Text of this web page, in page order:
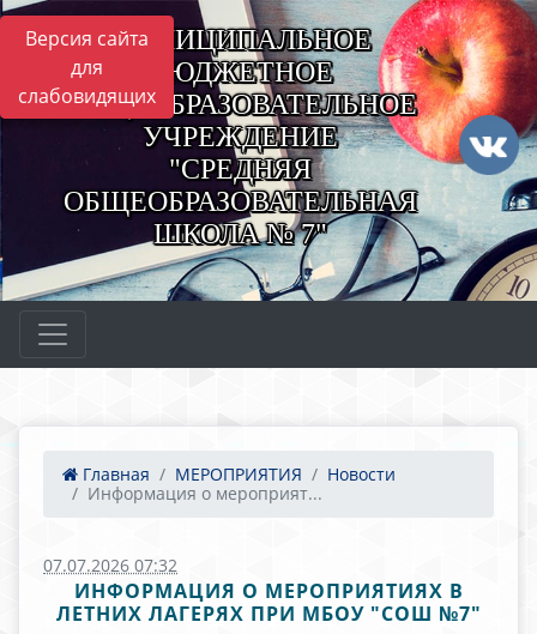
Версия сайта
для
слабовидящих
МУНИЦИПАЛЬНОЕ
БЮДЖЕТНОЕ
ОБЩЕОБРАЗОВАТЕЛЬНОЕ
УЧРЕЖДЕНИЕ
"СРЕДНЯЯ
ОБЩЕОБРАЗОВАТЕЛЬНАЯ
ШКОЛА № 7"
Главная МЕРОПРИЯТИЯ
Новости
Информация о мероприят...
07.07.2026 07:32
ИНФОРМАЦИЯ О МЕРОПРИЯТИЯХ В
ЛЕТНИХ ЛАГЕРЯХ ПРИ МБОУ "СОШ №7"